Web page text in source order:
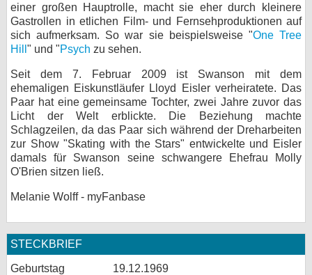
einer großen Hauptrolle, macht sie eher durch kleinere
Gastrollen in etlichen Film- und Fernsehproduktionen auf
sich aufmerksam. So war sie beispielsweise "One Tree
Hill " und "Psych zu sehen.
Seit dem 7. Februar 2009 ist Swanson mit dem
ehemaligen Eiskunstläufer Lloyd Eisler verheiratete. Das
Paar hat eine gemeinsame Tochter, zwei Jahre zuvor das
Licht der Welt erblickte. Die Beziehung machte
Schlagzeilen, da das Paar sich während der Dreharbeiten
zur Show "Skating with the Stars" entwickelte und Eisler
damals für Swanson seine schwangere Ehefrau Molly
O'Brien sitzen ließ.
Melanie Wolff - myFanbase
STECKBRIEF
Geburtstag
19.12.1969